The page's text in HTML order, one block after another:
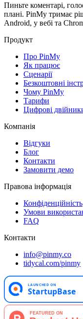
Пиньте коментарі,
плані. PinMy тримає
Android, у вебі та
Продукт
Про PinMy
Як працює
Сценарії
Безкоштовні
Чому PinMy
Тарифи
Цифрові
Компанія
Відгуки
Блог
Контакти
Замовити демо
Правова інформація
Конфіденційність
Умови
FAQ
Контакти
info@pinmy.co
tidycal.com/pinmy